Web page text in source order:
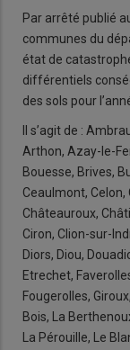
Par arrêté publié
communes du
état de
différentiels
des sols pour
Il s’agit de :
Arthon, Azay-le-
Bouesse, Brives,
Ceaulmont, Celon,
Châteauroux,
Ciron, Clion-sur-
Diors, Diou,
Etrechet,
Fougerolles,
Bois, La
La Pérouille, Le